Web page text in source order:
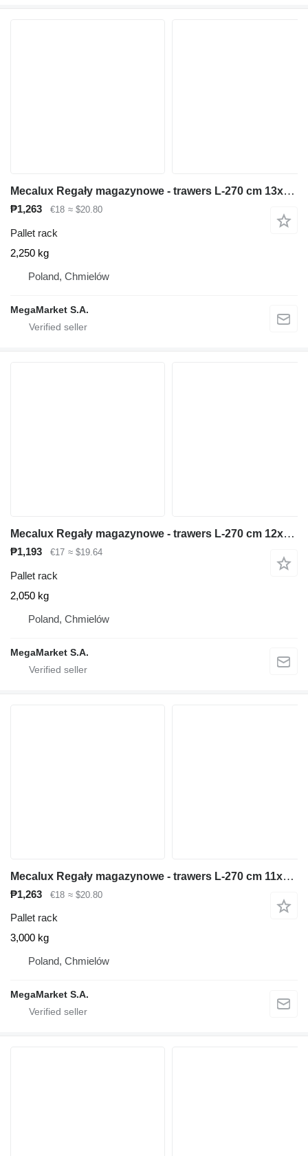
Mecalux Regały magazynowe - trawers L-270 cm 13x5 cm używany
₱1,263 €18 ≈ $20.80
Pallet rack
2,250 kg
Poland, Chmielów
MegaMarket S.A.
Mecalux Regały magazynowe - trawers L-270 cm 12x5 cm używany
₱1,193 €17 ≈ $19.64
Pallet rack
2,050 kg
Poland, Chmielów
MegaMarket S.A.
Mecalux Regały magazynowe - trawers L-270 cm 11x5 cm używany
₱1,263 €18 ≈ $20.80
Pallet rack
3,000 kg
Poland, Chmielów
MegaMarket S.A.